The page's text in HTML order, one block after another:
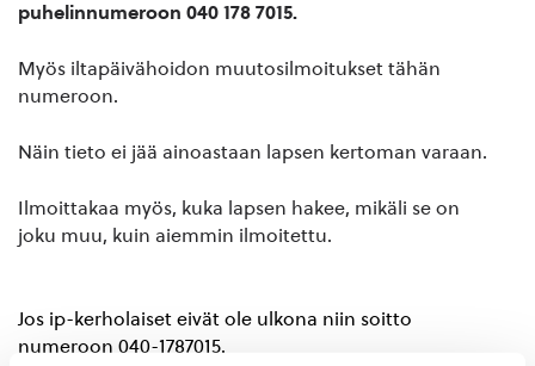
puhelinnumeroon 040 178 7015.
Myös iltapäivähoidon muutosilmoitukset tähän
numeroon.
Näin tieto ei jää ainoastaan lapsen kertoman varaan.
Ilmoittakaa myös, kuka lapsen hakee, mikäli se on
joku muu, kuin aiemmin ilmoitettu.
Jos ip-kerholaiset eivät ole ulkona niin soitto
numeroon 040-1787015.